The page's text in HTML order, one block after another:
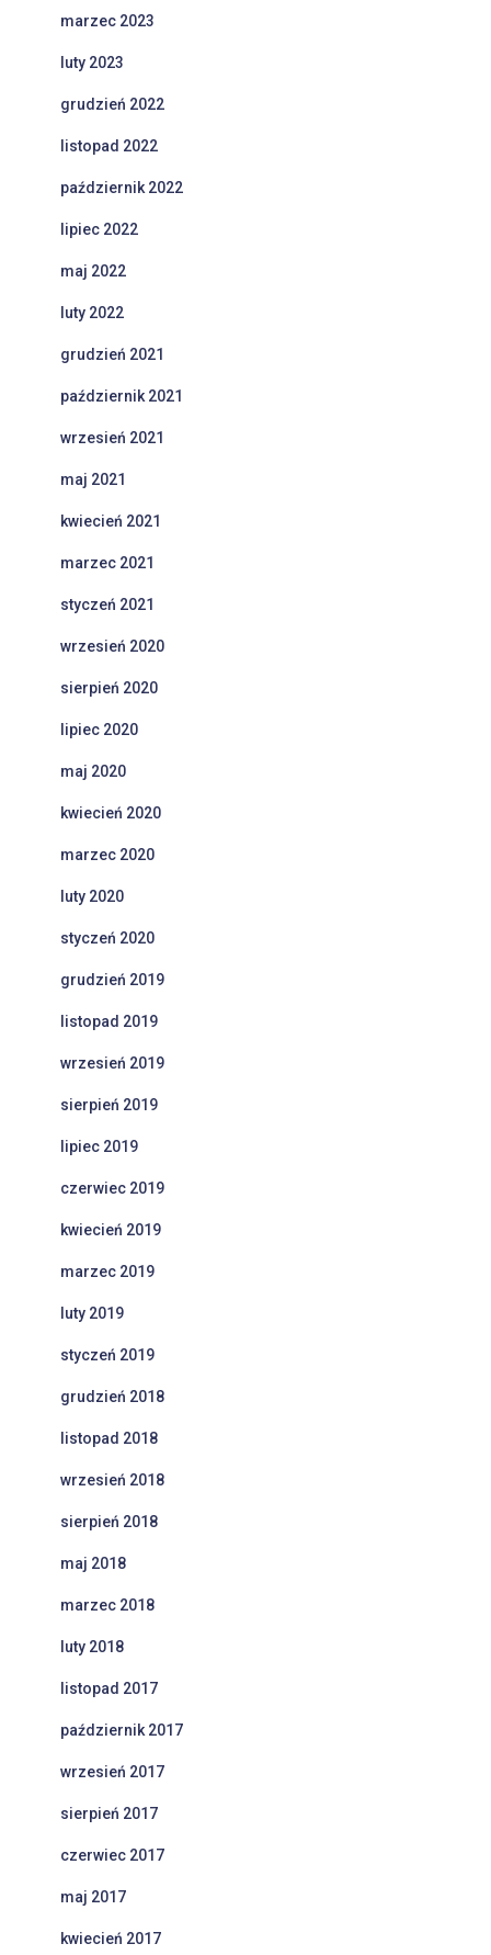
marzec 2023
luty 2023
grudzień 2022
listopad 2022
październik 2022
lipiec 2022
maj 2022
luty 2022
grudzień 2021
październik 2021
wrzesień 2021
maj 2021
kwiecień 2021
marzec 2021
styczeń 2021
wrzesień 2020
sierpień 2020
lipiec 2020
maj 2020
kwiecień 2020
marzec 2020
luty 2020
styczeń 2020
grudzień 2019
listopad 2019
wrzesień 2019
sierpień 2019
lipiec 2019
czerwiec 2019
kwiecień 2019
marzec 2019
luty 2019
styczeń 2019
grudzień 2018
listopad 2018
wrzesień 2018
sierpień 2018
maj 2018
marzec 2018
luty 2018
listopad 2017
październik 2017
wrzesień 2017
sierpień 2017
czerwiec 2017
maj 2017
kwiecień 2017